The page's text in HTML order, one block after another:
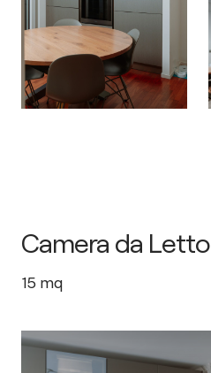
Camera da Letto
15 mq